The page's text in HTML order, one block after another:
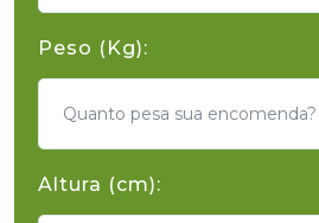
Peso (Kg):
Altura (cm):